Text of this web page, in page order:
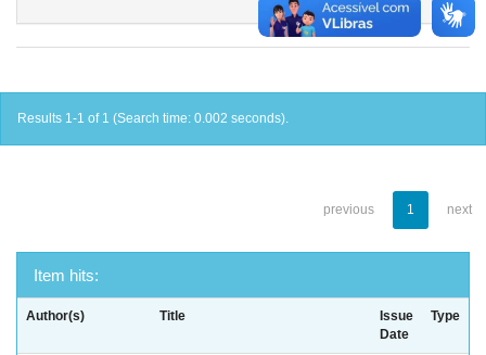
Results 1-1 of 1 (Search time: 0.002 seconds).
previous 1 next
Item hits:
Author(s) Title
Issue
Date
Type